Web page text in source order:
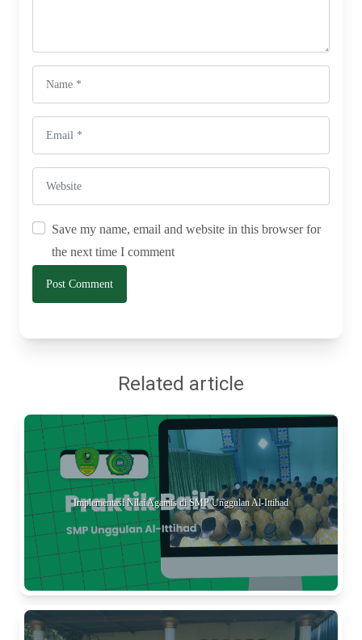
Save my name, email and website in this browser for
the next time I comment
Related article
Implementasi Nilai Agamis di SMP Unggulan Al-Ittihad